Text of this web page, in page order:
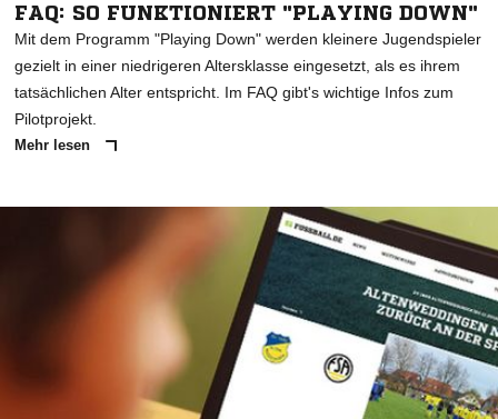
FAQ: SO FUNKTIONIERT "PLAYING DOWN"
Mit dem Programm "Playing Down" werden kleinere Jugendspieler
gezielt in einer niedrigeren Altersklasse eingesetzt, als es ihrem
tatsächlichen Alter entspricht. Im FAQ gibt's wichtige Infos zum
Pilotprojekt.
Mehr lesen